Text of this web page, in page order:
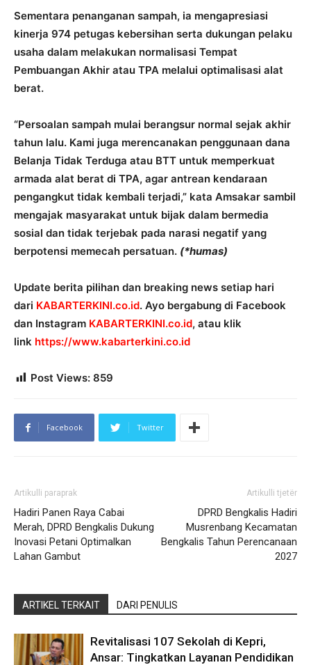
Sementara penanganan sampah, ia mengapresiasi
kinerja 974 petugas kebersihan serta dukungan pelaku
usaha dalam melakukan normalisasi Tempat
Pembuangan Akhir atau TPA melalui optimalisasi alat
berat.
“Persoalan sampah mulai berangsur normal sejak akhir
tahun lalu. Kami juga merencanakan penggunaan dana
Belanja Tidak Terduga atau BTT untuk memperkuat
armada alat berat di TPA, agar antrean kendaraan
pengangkut tidak kembali terjadi,” kata Amsakar sambil
mengajak masyarakat untuk bijak dalam bermedia
sosial dan tidak terjebak pada narasi negatif yang
berpotensi memecah persatuan. (*humas)
Update berita pilihan dan breaking news setiap hari
dari KABARTERKINI.co.id. Ayo bergabung di Facebook
dan Instagram KABARTERKINI.co.id, atau klik
link https://www.kabarterkini.co.id
Post Views: 859
Facebook Twitter
Artikulli paraprak
Hadiri Panen Raya Cabai
Merah, DPRD Bengkalis Dukung
Inovasi Petani Optimalkan
Lahan Gambut
Artikulli tjetër
DPRD Bengkalis Hadiri
Musrenbang Kecamatan
Bengkalis Tahun Perencanaan
2027
ARTIKEL TERKAIT DARI PENULIS
Revitalisasi 107 Sekolah di Kepri,
Ansar: Tingkatkan Layanan Pendidikan